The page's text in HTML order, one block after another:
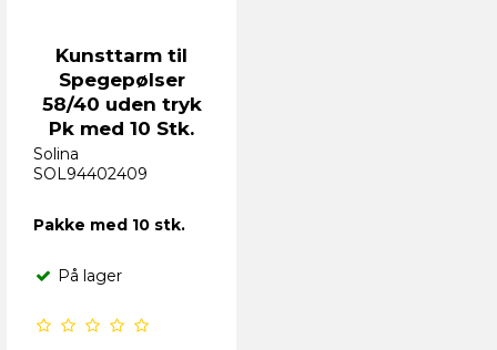
Kunsttarm til
Spegepølser
58/40 uden tryk
Pk med 10 Stk.
Solina
SOL94402409
Pakke med 10 stk.
På lager